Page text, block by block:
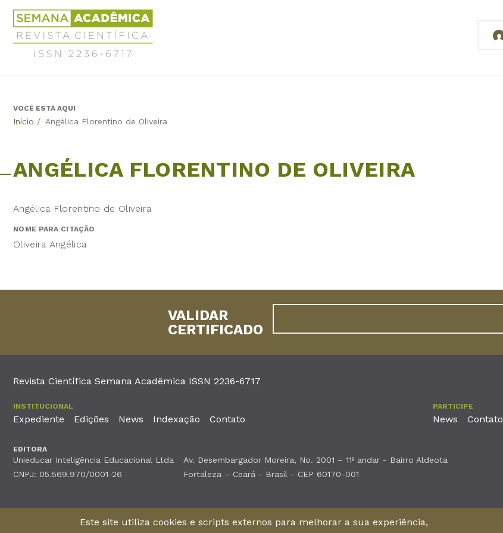
Jump
navigation
Revista
Científica
Semana
Acadêmica
6717
BackVOCÊ ESTÁ AQUI
Início / Angélica Florentino de Oliveira
ANGÉLICA FLORENTINO DE OLIVEIRA
Angélica Florentino de Oliveira
NOME PARA CITAÇÃO
Oliveira Angélica
VALIDAR
CERTIFICADO
Revista Científica Semana Acadêmica ISSN 2236-6717
INSTITUCIONAL
Expediente Edições News Indexação Contato
PARTICIPE
News Contato
EDITORA
Unieducar Inteligência Educacional Ltda
CNPJ: 05.569.970/0001-26
Av. Desembargador Moreira, No. 2001 – 11º andar - Bairro Aldeota
Fortaleza – Ceará - Brasil - CEP 60170-001
©2026Todos os direitos reservados
Este site utiliza cookies e scripts externos para melhorar a sua experiência,